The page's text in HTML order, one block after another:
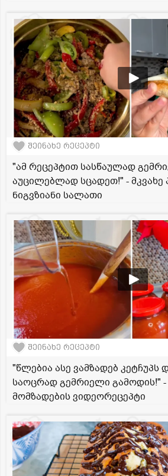
შეინახე რეცეპტი
"ამ რეცეპტით სასწაულად
აუცილებლად სცადეთ!" - მკვახე
ნიგვზიანი სალათი
შეინახე რეცეპტი
"წლებია ასე ვამზადებ
საოცრად გემრიელი გამოდის!" -
მომზადების ვიდეორეცეპტი